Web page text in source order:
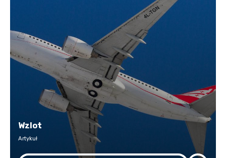
Wzlot
Artykuł